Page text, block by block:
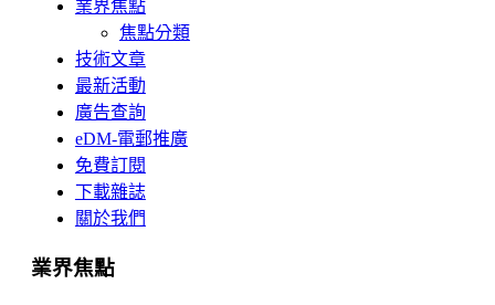
業界焦點
焦點分類
技術文章
最新活動
廣告查詢
eDM-電郵推廣
免費訂閱
下載雜誌
關於我們
業界焦點